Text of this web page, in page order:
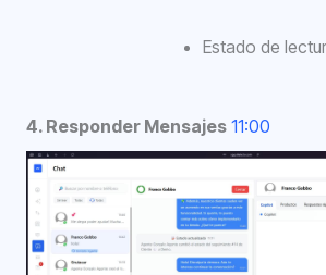
Estado de
4. Responder Mensajes 11:00